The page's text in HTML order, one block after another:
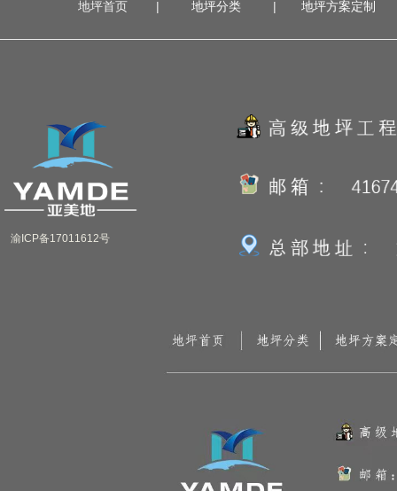
地坪首页 | 地坪分类 | 地坪方案定制
渝ICP备17011612号